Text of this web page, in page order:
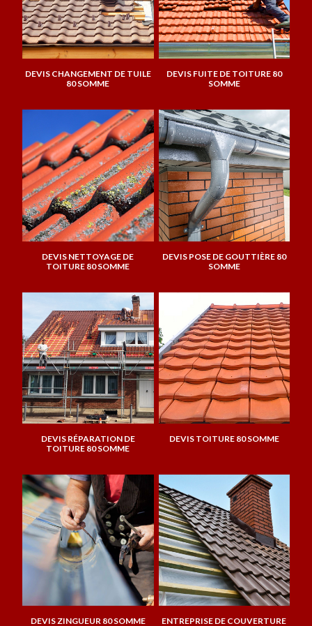
DEVIS CHANGEMENT DE TUILE
80 SOMME
DEVIS FUITE DE TOITURE 80
SOMME
DEVIS NETTOYAGE DE
TOITURE 80 SOMME
DEVIS POSE DE GOUTTIÈRE 80
SOMME
DEVIS RÉPARATION DE
TOITURE 80 SOMME
DEVIS TOITURE 80 SOMME
DEVIS ZINGUEUR 80 SOMME
ENTREPRISE DE COUVERTURE